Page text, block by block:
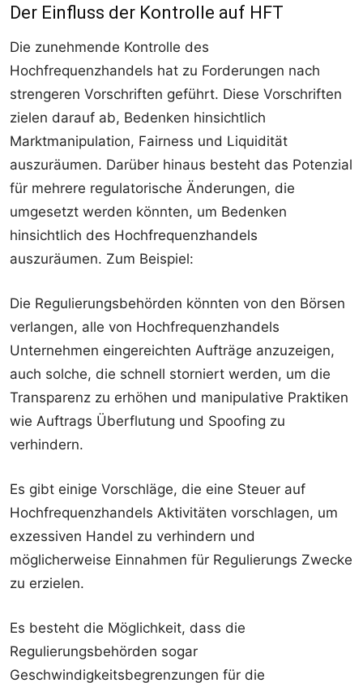
Der Einfluss der Kontrolle auf HFT
Die zunehmende Kontrolle des
Hochfrequenzhandels hat zu Forderungen nach
strengeren Vorschriften geführt. Diese Vorschriften
zielen darauf ab, Bedenken hinsichtlich
Marktmanipulation, Fairness und Liquidität
auszuräumen. Darüber hinaus besteht das Potenzial
für mehrere regulatorische Änderungen, die
umgesetzt werden könnten, um Bedenken
hinsichtlich des Hochfrequenzhandels
auszuräumen. Zum Beispiel:
Die Regulierungsbehörden könnten von den Börsen
verlangen, alle von Hochfrequenzhandels
Unternehmen eingereichten Aufträge anzuzeigen,
auch solche, die schnell storniert werden, um die
Transparenz zu erhöhen und manipulative Praktiken
wie Auftrags Überflutung und Spoofing zu
verhindern.
Es gibt einige Vorschläge, die eine Steuer auf
Hochfrequenzhandels Aktivitäten vorschlagen, um
exzessiven Handel zu verhindern und
möglicherweise Einnahmen für Regulierungs Zwecke
zu erzielen.
Es besteht die Möglichkeit, dass die
Regulierungsbehörden sogar
Geschwindigkeitsbegrenzungen für die